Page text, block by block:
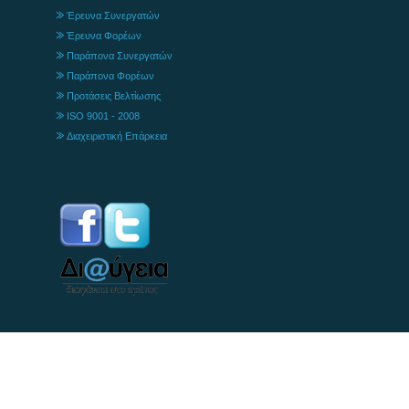
Έρευνα Συνεργατών
Έρευνα Φορέων
Παράπονα Συνεργατών
Παράπονα Φορέων
Προτάσεις Βελτίωσης
ISO 9001 - 2008
Διαχειριστική Επάρκεια